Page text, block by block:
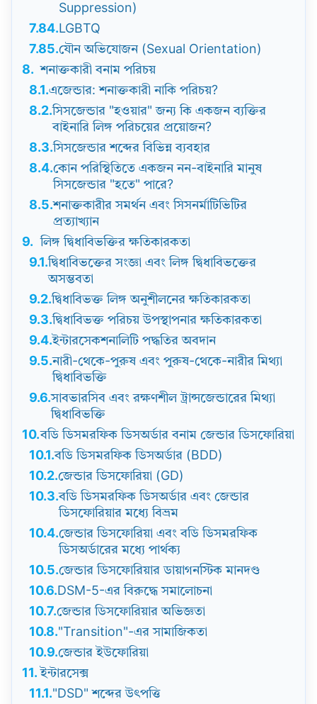
Suppression)
7.84. LGBTQ
7.85.যৌন অভিযোজন (Sexual Orientation)
8. শনাক্তকারী বনাম পরিচয়
8.1.এজেন্ডার: শনাক্তকারী নাকি পরিচয়?
8.2.সিসজেন্ডার "হওয়ার" জন্য কি একজন ব্যক্তির
বাইনারি লিঙ্গ পরিচয়ের প্রয়োজন?
8.3.সিসজেন্ডার শব্দের বিভিন্ন ব্যবহার
8.4.কোন পরিস্থিতিতে একজন নন-বাইনারি মানুষ
সিসজেন্ডার "হতে" পারে?
8.5.শনাক্তকারীর সমর্থন এবং সিসনর্মাটিভিটির
প্রত্যাখ্যান
9.
লিঙ্গ দ্বিধাবিভক্তির ক্ষতিকারকতা
9.1.দ্বিধাবিভক্তের সংজ্ঞা এবং লিঙ্গ দ্বিধাবিভক্তের
অসম্ভবতা
9.2.দ্বিধাবিভক্ত লিঙ্গ অনুশীলনের ক্ষতিকারকতা
9.3.দ্বিধাবিভক্ত পরিচয় উপস্থাপনার ক্ষতিকারকতা
9.4.ইন্টারসেকশনালিটি পদ্ধতির অবদান
9.5.নারী-থেকে-পুরুষ এবং পুরুষ-থেকে-নারীর মিথ্যা
দ্বিধাবিভক্তি
9.6.সাবভারসিব এবং রক্ষণশীল ট্রান্সজেন্ডারের মিথ্যা
দ্বিধাবিভক্তি
10.বডি ডিসমরফিক ডিসঅর্ডার বনাম জেন্ডার ডিসফোরিয়া
10.1.বডি ডিসমরফিক ডিসঅর্ডার (BDD)
10.2.জেন্ডার ডিসফোরিয়া (GD)
10.3.বডি ডিসমরফিক ডিসঅর্ডার এবং জেন্ডার
ডিসফোরিয়ার মধ্যে বিভ্রম
10.4.জেন্ডার ডিসফোরিয়া এবং বডি ডিসমরফিক
ডিসঅর্ডারের মধ্যে পার্থক্য
10.5.জেন্ডার ডিসফোরিয়ার ডায়াগনস্টিক মানদণ্ড
10.6. DSM-5-এর বিরুদ্ধে সমালোচনা
10.7.জেন্ডার ডিসফোরিয়ার অভিজ্ঞতা
10.8."Transition"-এর সামাজিকতা
10.9.জেন্ডার ইউফোরিয়া
11. ইন্টারসেক্স
11.1."DSD" শব্দের উৎপত্তি